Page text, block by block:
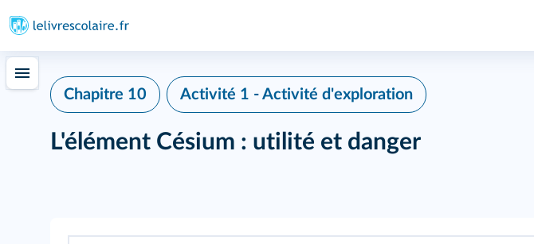
Chapitre 10 Activité 1 - Activité d'exploration
L'élément Césium : utilité et danger